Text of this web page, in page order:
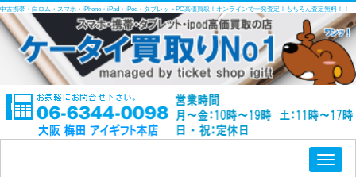
中古携帯・白ロム・スマホ・iPhone・iPad・iPod・タブレットPC高価買取！オンラインで一発査定！もちろん査定無料！！